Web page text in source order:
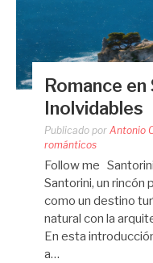
Romance
Inolvidables
Publicado por Antonio
románticos
Follow me
Santorini, un rincón
como un destino
natural con la
En esta
a…